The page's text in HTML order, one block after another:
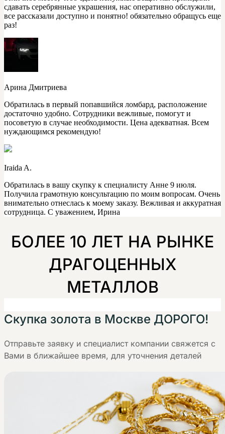
сдавать серебрянные украшения, нас оперативно обслужили,
все рассказали доступно и понятно! обязательно обращусь еще
раз!
Арина Дмитриева
Обратилась в первый попавшийся ломбард, расположение
достаточно удобно. Сотрудники вежливые, помогут и
посоветую в случае необходимости. Цена адекватная. Всем
нуждающимся рекомендую!
Iraida A.
Обратилась в вашу скупку к специалисту Анне 9 июля.
Получила грамотную консультацию по моим вопросам. Очень
внимательно отнеслась к моему заказу. Вежливая и аккуратная
сотрудница. С уважением, Ирина
БОЛЕЕ 10 ЛЕТ НА РЫНКЕ
ДРАГОЦЕННЫХ
МЕТАЛЛОВ
Скупка золота в Москве ДОРОГО!
Отправьте заявку и специалист компании свяжется с
Вами в ближайшее время, для уточнения деталей